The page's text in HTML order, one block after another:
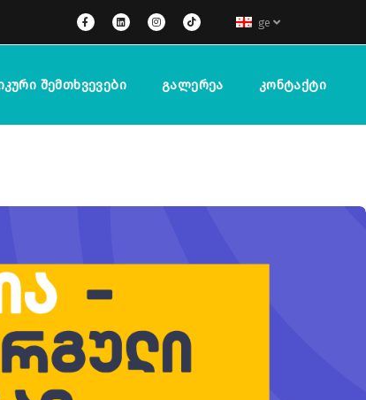
ge
Შემთხვევები Გალერეა Კონტაქტი